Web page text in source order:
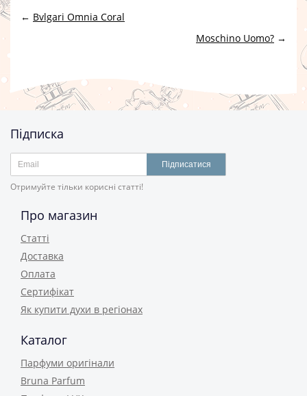
← Bvlgari Omnia Coral
Moschino Uomo? →
Підписка
Підписатися
Отримуйте тільки корисні статті!
Про магазин
Статті
Доставка
Оплата
Сертифікат
Як купити духи в регіонах
Каталог
Парфуми оригінали
Bruna Parfum